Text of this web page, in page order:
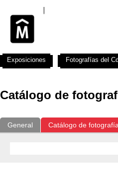
Catálogo de
General Catálogo de
Exposiciones Fotografías del